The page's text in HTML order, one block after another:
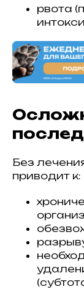
рвота
Без
приводит к: